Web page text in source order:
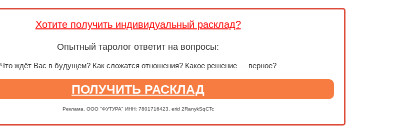
Хотите получить индивидуальный расклад?
Опытный таролог ответит на вопросы:
Что ждёт Вас в будущем? Как сложатся отношения? Какое решение — верное?
ПОЛУЧИТЬ РАСКЛАД
Реклама. ООО "ФУТУРА" ИНН: 7801716423. erid 2RanykSqCTc